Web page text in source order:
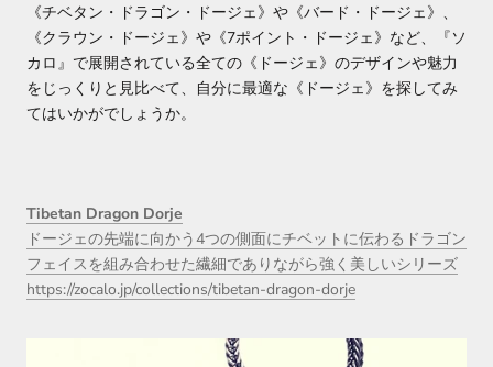
《チベタン・ドラゴン・ドージェ》や《バード・ドージェ》、
《クラウン・ドージェ》や《7ポイント・ドージェ》など、『ソ
カロ』で展開されている全ての《ドージェ》のデザインや魅力
をじっくりと見比べて、自分に最適な《ドージェ》を探してみ
てはいかがでしょうか。
Tibetan Dragon Dorje
ドージェの先端に向かう4つの側面にチベットに伝わるドラゴン
フェイスを組み合わせた繊細でありながら強く美しいシリーズ
https://zocalo.jp/collections/tibetan-dragon-dorje